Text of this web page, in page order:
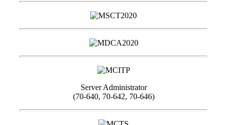
Server Administrator
(70-640, 70-642, 70-646)